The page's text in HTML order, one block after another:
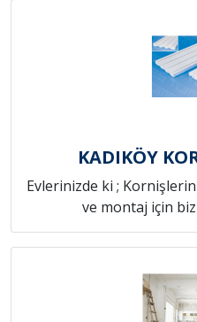
KADIKÖY
Evlerinizde ki ;
ve montaj için